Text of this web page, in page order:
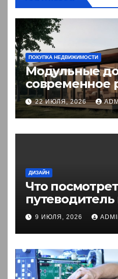
ПОКУПКА НЕДВИЖИМОСТИ
Модульные
современное
комфортного
22 ИЮЛЯ, 2026
ДИЗАЙН
Что
Кыргызстана
9 ИЮЛЯ, 2026